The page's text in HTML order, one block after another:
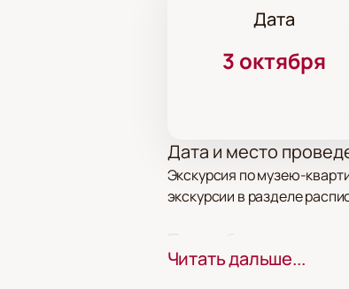
Дата
3 октября
Дата и место
Экскурсия по музею-
экскурсии в разделе
Музей-квартира
Читать дальше...